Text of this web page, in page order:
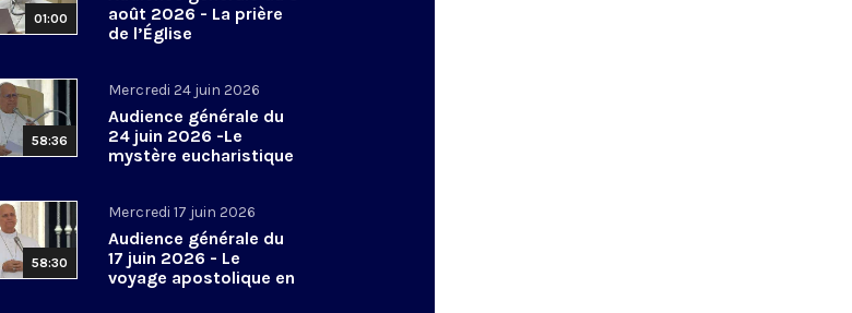
01:00
août 2026 - La prière
de l’Église
58:36
Mercredi 24 juin 2026
Audience générale du
24 juin 2026 -Le
mystère eucharistique
58:30
Mercredi 17 juin 2026
Audience générale du
17 juin 2026 - Le
voyage apostolique en